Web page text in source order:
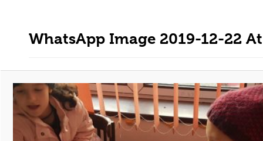
WhatsApp Image 2019-12-22